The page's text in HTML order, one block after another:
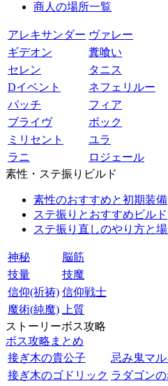
商人の場所一覧
アレキサンダー ヴァレー
ギデオン
糞喰い
セレン
タニス
Dイベント
ネフェリルー
パッチ
フィア
ブライヴ
ボック
ミリセント
ユラ
ラニ
ロジェール
素性・ステ振りビルド
素性のおすすめと初期装備
ステ振りとおすすめビルド
ステ振り直しのやり方と
神秘
脳筋
技量
技魔
信仰(祈祷) 信仰戦士
魔術(純魔)
上質
ストーリーボス攻略
ボス攻略まとめ
接ぎ木の貴公子
忌み鬼マル
接ぎ木のゴドリック ラダゴン